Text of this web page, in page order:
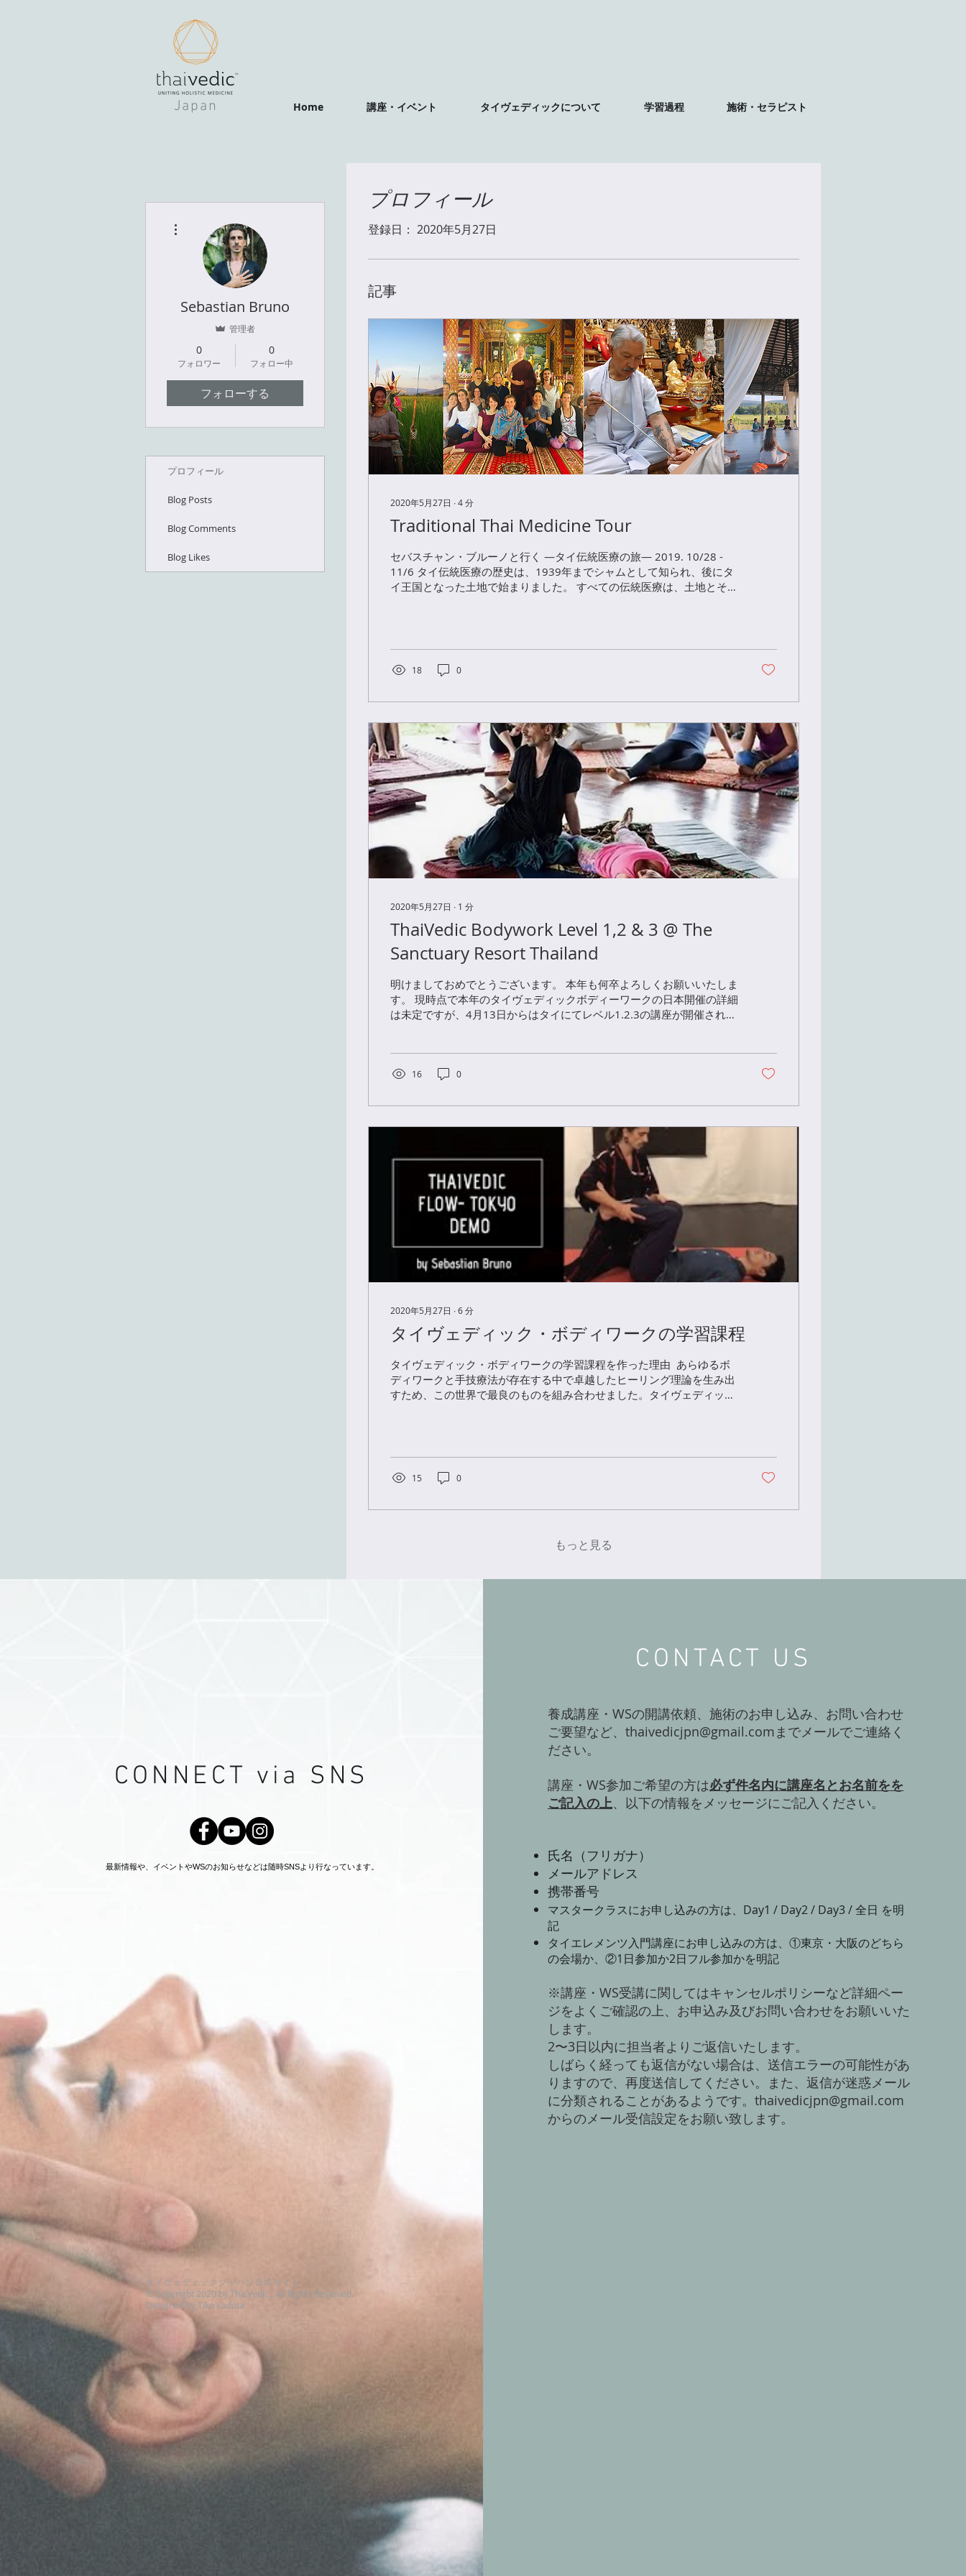
Japan Home 講座・イベント タイヴェディックについて 学習過程 施術・セラピスト
プロフィール
登録日： 2020年5月27日
記事
2020年5月27日 ∙4分
Traditional Thai Medicine Tour
セバスチャン・ブルーノと行く —タイ伝統医療の旅— 2019. 10/28 -
11/6 タイ伝統医療の歴史は、1939年までシャムとして知られ、後にタ
イ王国となった土地で始まりました。 すべての伝統医療は、土地とその
18 0
2020年5月27日 ∙ 1 分
ThaiVedic Bodywork Level 1,2 & 3 @ The
Sanctuary Resort Thailand
明けましておめでとうございます。 本年も何卒よろしくお願いいたしま
す。 現時点で本年のタイヴェディックボディーワークの日本開催の詳細
は未定ですが、4月13日からはタイにてレベル1.2.3の講座が開催されま
16 0
2020年5月27日 ∙6分
タイヴェディック・ボディワークの学習課程
タイヴェディック・ボディワークの学習課程を作った理由 ​ あらゆるボ
ディワークと手技療法が存在する中で卓越したヒーリング理論を生み出
すため、この世界で最良のものを組み合わせました。タイヴェディック
15 0
もっと見る
Sebastian Bruno
管理者
0
フォロワー
0
フォロー中
フォローする
プロフィール
Blog Posts
Blog Comments
Blog Likes
CONNECT via SNS
最新情報や、イベントやWSのお知らせなどは随時SNSより行なっています。
CONTACT US
養成講座・WSの開講依頼、施術のお申し込み、お問い合わせ
ご要望など、 thaivedicjpn@gmail.comまでメールでご連絡く
ださい。
講座・WS参加ご希望の方は必ず件名内に講座名とお名前をを
ご記入の上、以下の情報をメッセージにご記入ください。
氏名（フリガナ）
メールアドレス
携帯番号
マスタークラスにお申し込みの方は、Day1 / Day2 / Day3 / 全日 を明
記
タイエレメンツ入門講座にお申し込みの方は、①東京・大阪のどちら
の会場か、②1日参加か2日フル参加かを明記
※講座 ・WS受講に関してはキャンセルポリシーなど詳細ペー
ジをよくご確認の上、お申込み及びお問い合わせをお願いいた
します。
2〜3日以内に担当者よりご返信いたします。
しばらく経っても返信がない場合は、送信エラーの可能性があ
りますので、再度送信してください。また、返信が迷惑メール
に分類されることがあるようです。thaivedicjpn@gmail.com
からのメール受信設定をお願い致します。
タイヴェディックジャパン公式サイト
© Copyright 2020 by ThaiVedic , All Rights Reserved.
Designed by Tiko Kadota